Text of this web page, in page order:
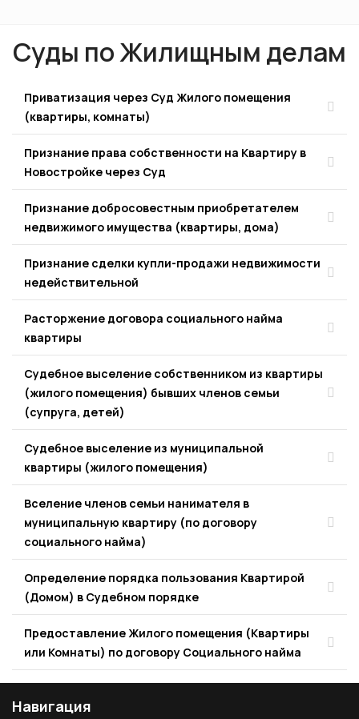
Суды по Жилищным делам
Приватизация через Суд Жилого помещения
(квартиры, комнаты)
Признание права собственности на Квартиру в
Новостройке через Суд
Признание добросовестным приобретателем
недвижимого имущества (квартиры, дома)
Признание сделки купли-продажи недвижимости
недействительной
Расторжение договора социального найма
квартиры
Судебное выселение собственником из квартиры
(жилого помещения) бывших членов семьи
(супруга, детей)
Судебное выселение из муниципальной
квартиры (жилого помещения)
Вселение членов семьи нанимателя в
муниципальную квартиру (по договору
социального найма)
Определение порядка пользования Квартирой
(Домом) в Судебном порядке
Предоставление Жилого помещения (Квартиры
или Комнаты) по договору Социального найма
Навигация